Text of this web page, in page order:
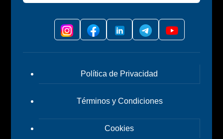
Política de Privacidad
Términos y Condiciones
Cookies